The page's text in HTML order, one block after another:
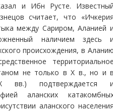
и Ибн Русте.
считает, что
между Сариром, Аланией
наличием здесь
происхождения, в
не только в Х в., но и
вв.) подтверждается
аланских
аланского